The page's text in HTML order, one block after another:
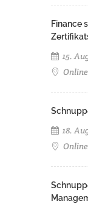
Finance
15.
Online
18.
Online